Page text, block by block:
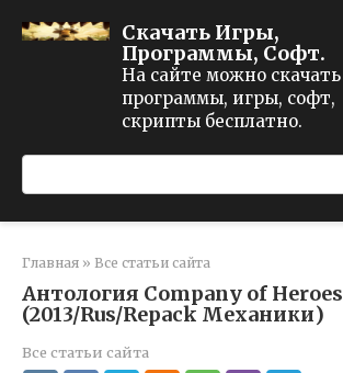
Скачать Игры,
Программы, Софт.
На сайте можно скачать
программы, игры, софт,
скрипты бесплатно.
Главная » Все статьи сайта
Антология Company of Heroes
(2013/Rus/Repack Механики)
Все статьи сайта